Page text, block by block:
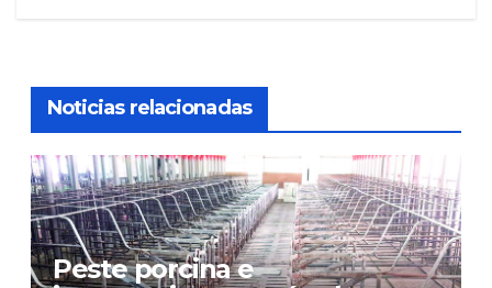
Noticias relacionadas
Peste porcina e